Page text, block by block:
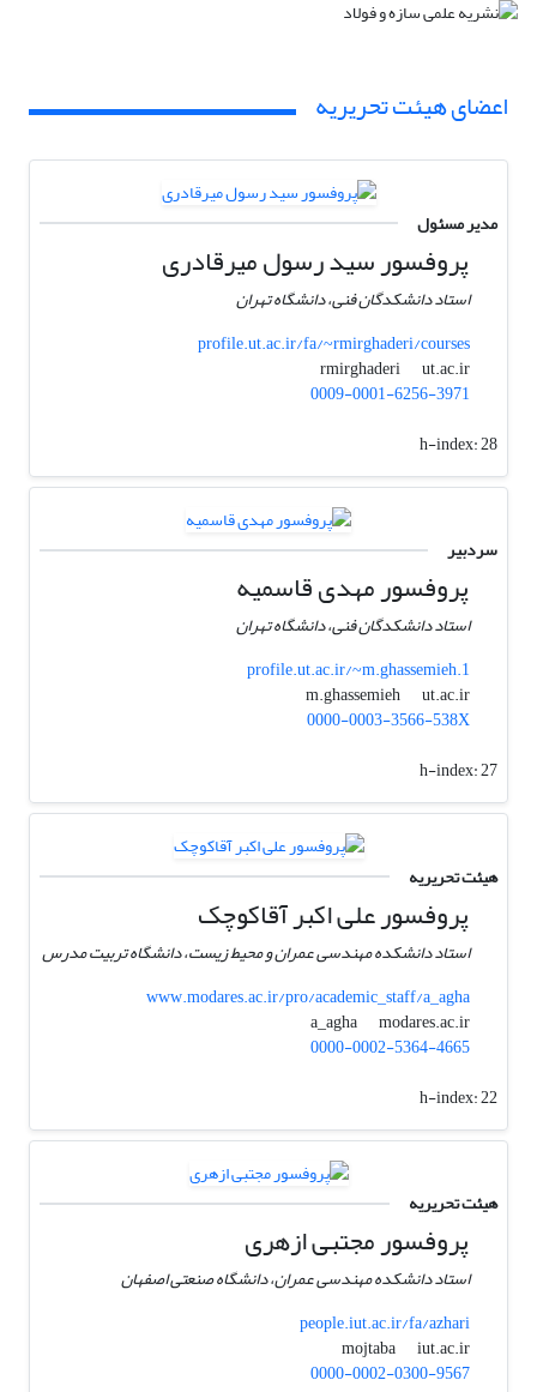
اعضای هیئت تحریریه
مدیر مسئول
پروفسور سید رسول میرقادری
استاد دانشکدگان فنی، دانشگاه تهران
profile.ut.ac.ir/fa/~rmirghaderi/courses
rmirghaderi
ut.ac.ir
0009-0001-6256-3971
h-index:28
سردبیر
پروفسور مهدی قاسمیه
استاد دانشکدگان فنی، دانشگاه تهران
profile.ut.ac.ir/~m.ghassemieh.1
m.ghassemieh
ut.ac.ir
0000-0003-3566-538X
h-index:27
هیئت تحریریه
پروفسور علی اکبر آقاکوچک
استاد دانشکده مهندسی عمران و محیط زیست، دانشگاه تربیت مدرس
www.modares.ac.ir/pro/academic_staff/a_agha
a_agha
modares.ac.ir
0000-0002-5364-4665
h-index:22
هیئت تحریریه
پروفسور مجتبی ازهری
استاد دانشکده مهندسی عمران، دانشگاه صنعتی اصفهان
people.iut.ac.ir/fa/azhari
mojtaba
iut.ac.ir
0000-0002-0300-9567